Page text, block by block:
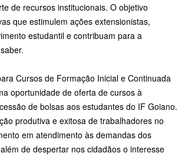
de recursos institucionais. O objetivo
que estimulem ações extensionistas,
estudantil e contribuam para a
Cursos de Formação Inicial e Continuada
oportunidade de oferta de cursos à
de bolsas aos estudantes do IF Goiano.
produtiva e exitosa de trabalhadores no
em atendimento às demandas dos
de despertar nos cidadãos o interesse